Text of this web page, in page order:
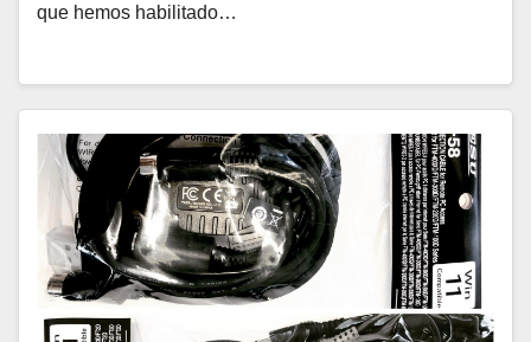
que hemos habilitado…